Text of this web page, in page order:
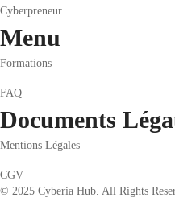
Cyberpreneur
Menu
Formations
FAQ
Documents
Mentions Légales
CGV
© 2025 Cyberia Hub. All Rights